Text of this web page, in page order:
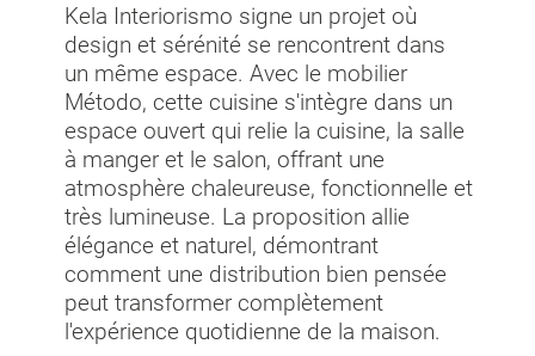
Kela Interiorismo signe un projet où
design et sérénité se rencontrent dans
un même espace. Avec le mobilier
Método, cette cuisine s'intègre dans un
espace ouvert qui relie la cuisine, la salle
à manger et le salon, offrant une
atmosphère chaleureuse, fonctionnelle et
très lumineuse. La proposition allie
élégance et naturel, démontrant
comment une distribution bien pensée
peut transformer complètement
l'expérience quotidienne de la maison.